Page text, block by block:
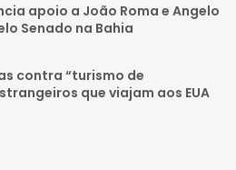
a
apoio a João Roma e Angelo
Senado na Bahia
contra “turismo de
que viajam aos EUA